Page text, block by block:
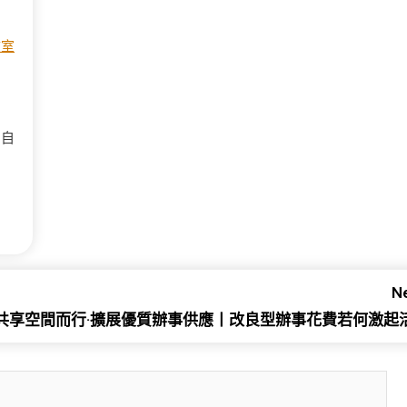
享空間而行·擴展優質辦事供應丨改良型辦事花費若何激起